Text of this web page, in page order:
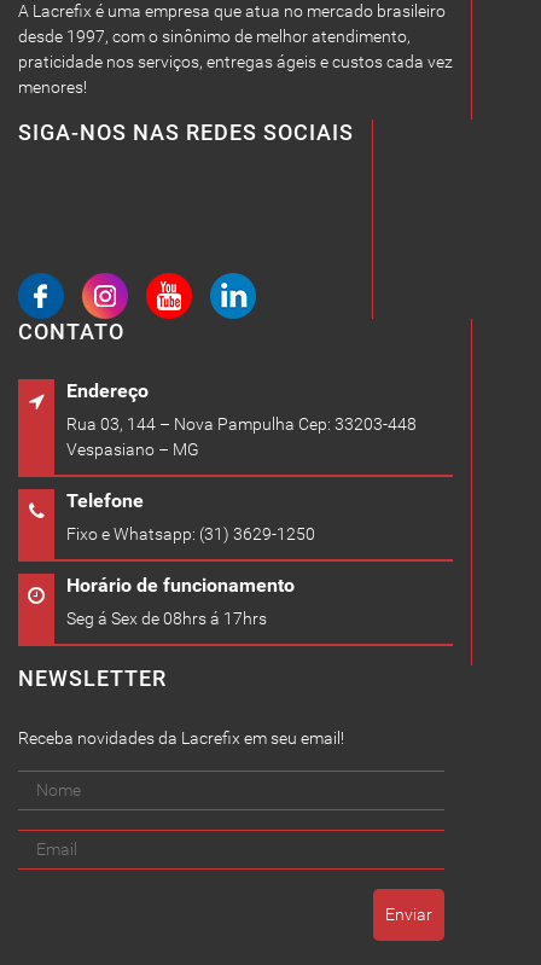
A Lacrefix é uma empresa que atua no mercado brasileiro
desde 1997, com o sinônimo de melhor atendimento,
praticidade nos serviços, entregas ágeis e custos cada vez
menores!
SIGA-NOS NAS REDES SOCIAIS
CONTATO
Endereço
Rua 03, 144 – Nova Pampulha Cep: 33203-448
Vespasiano – MG
Telefone
Fixo e Whatsapp: (31) 3629-1250
Horário de funcionamento
Seg á Sex de 08hrs á 17hrs
NEWSLETTER
Receba novidades da Lacrefix em seu email!